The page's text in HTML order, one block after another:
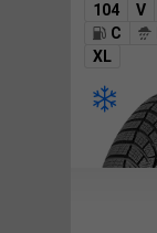
104
V
C
XL